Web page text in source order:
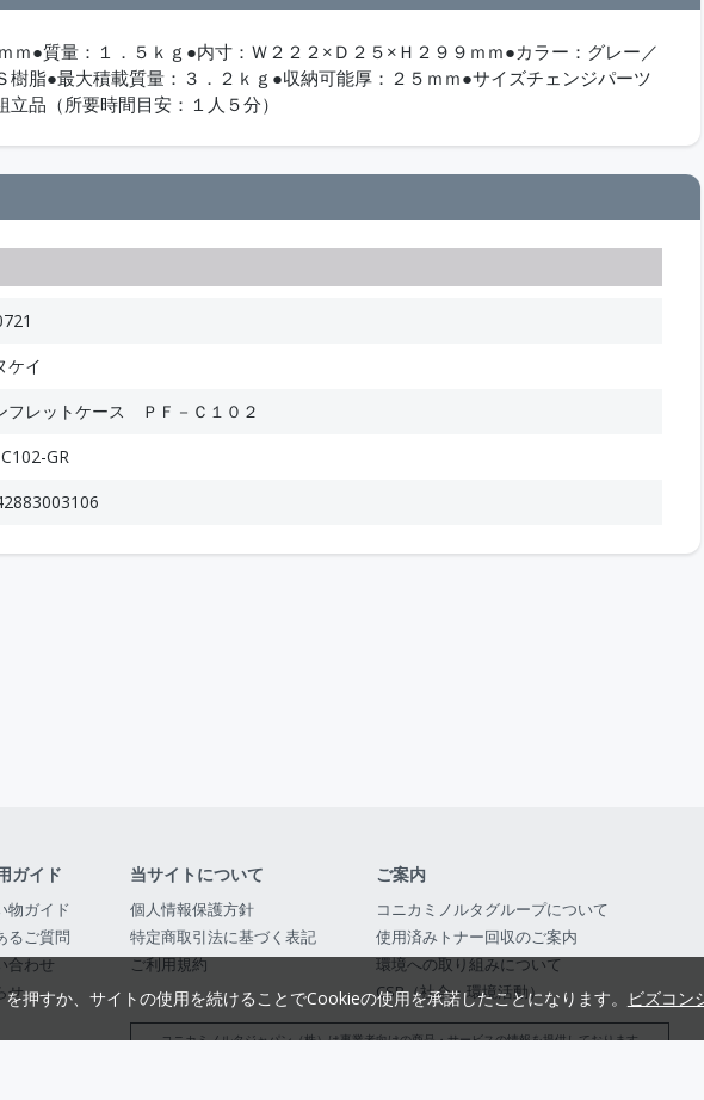
ｍ●質量：１．５ｋｇ●内寸：Ｗ２２２×Ｄ２５×Ｈ２９９ｍｍ●カラー：グレー／
脂●最大積載質量：３．２ｋｇ●収納可能厚：２５ｍｍ●サイズチェンジパーツ
品（所要時間目安：１人５分）
ケイ
フレットケース ＰＦ－Ｃ１０２
GR
ガイド
物ガイド
るご質問
合わせ
せ
当サイトについて
個人情報保護方針
特定商取引法に基づく表記
ご利用規約
ご案内
コニカミノルタグループについて
使用済みトナー回収のご案内
環境への取り組みについて
CSR（社会・環境活動）
コニカミノルタジャパン（株）は事業者向けの商品・サービスの情報を提供しております
押すか、サイトの使用を続けることでCookieの使用を承諾したことになります。 ビズコン